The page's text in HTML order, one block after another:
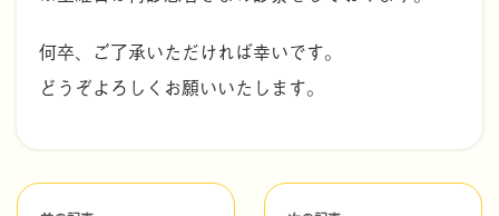
何卒、ご了承いただければ幸いです。
どうぞよろしくお願いいたします。